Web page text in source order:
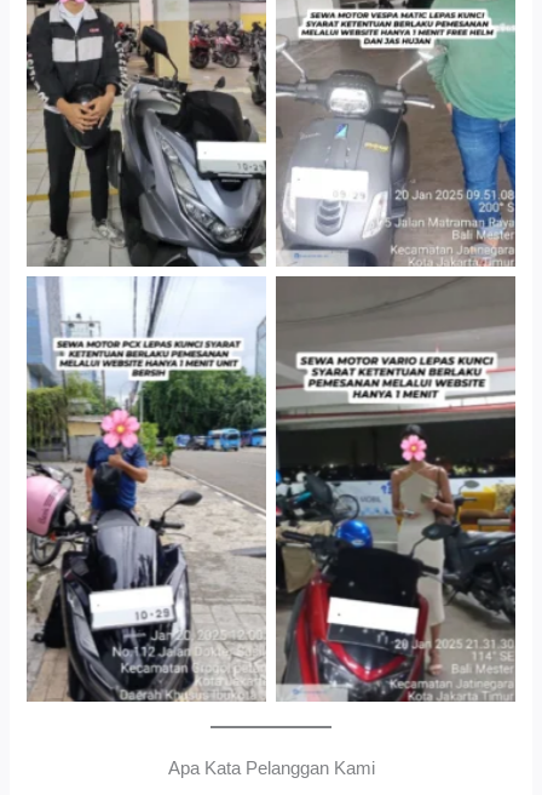
Hotel Kartika Chandra,
Jakarta Selatan
Cityplaza Jatinegara
Gedung Parkir P6A
Antar Jemput Kendaraan
Cityplaza Jatinegara
Gedung Parkir P6A
Apa Kata Pelanggan Kami